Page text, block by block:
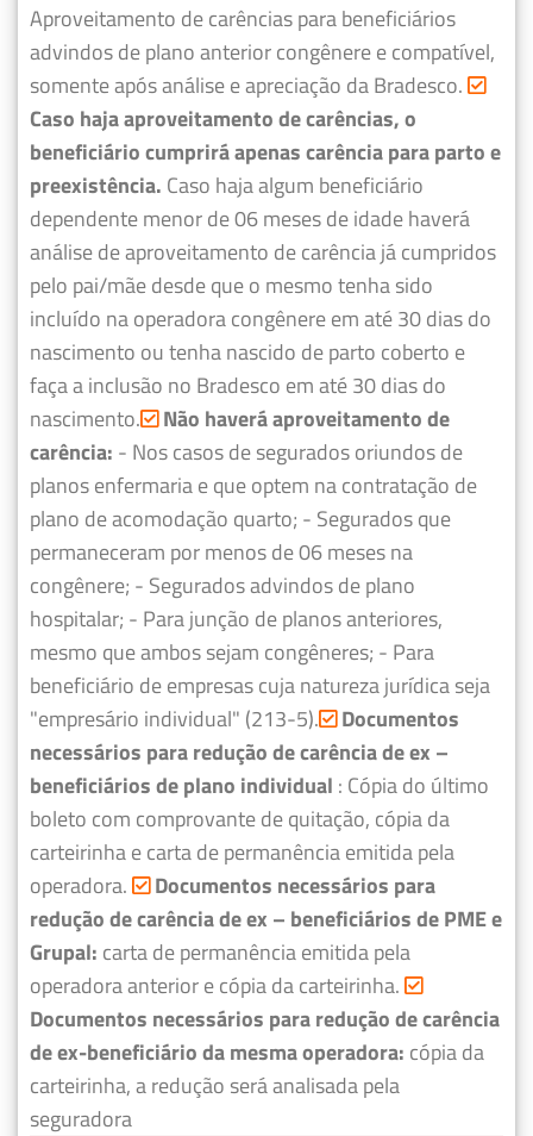
Aproveitamento de carências para beneficiários
advindos de plano anterior congênere e compatível,
somente após análise e apreciação da Bradesco.
Caso haja aproveitamento de carências, o
beneficiário cumprirá apenas carência para parto e
preexistência. Caso haja algum beneficiário
dependente menor de 06 meses de idade haverá
análise de aproveitamento de carência já cumpridos
pelo pai/mãe desde que o mesmo tenha sido
incluído na operadora congênere em até 30 dias do
nascimento ou tenha nascido de parto coberto e
faça a inclusão no Bradesco em até 30 dias do
nascimento. Não haverá aproveitamento de
carência: - Nos casos de segurados oriundos de
planos enfermaria e que optem na contratação de
plano de acomodação quarto; - Segurados que
permaneceram por menos de 06 meses na
congênere; - Segurados advindos de plano
hospitalar; - Para junção de planos anteriores,
mesmo que ambos sejam congêneres; - Para
beneficiário de empresas cuja natureza jurídica seja
"empresário individual" (213-5). Documentos
necessários para redução de carência de ex –
beneficiários de plano individual : Cópia do último
boleto com comprovante de quitação, cópia da
carteirinha e carta de permanência emitida pela
operadora.
Documentos necessários para
redução de carência de ex – beneficiários de PME e
Grupal: carta de permanência emitida pela
operadora anterior e cópia da carteirinha.
Documentos necessários para redução de carência
de ex-beneficiário da mesma operadora: cópia da
carteirinha, a redução será analisada pela
seguradora